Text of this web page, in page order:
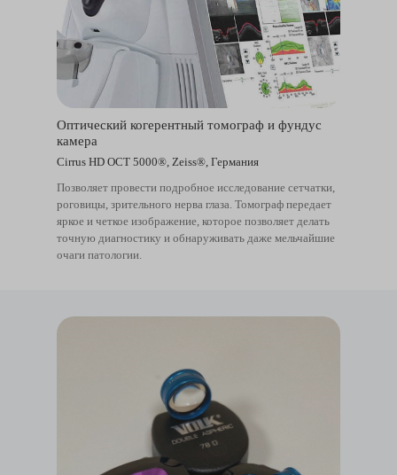
Оптический когерентный томограф и фундус
камера
Cirrus HD OCT 5000®, Zeiss®, Германия
Позволяет провести подробное исследование сетчатки,
роговицы, зрительного нерва глаза. Томограф передает
яркое и четкое изображение, которое позволяет делать
точную диагностику и обнаруживать даже мельчайшие
очаги патологии.